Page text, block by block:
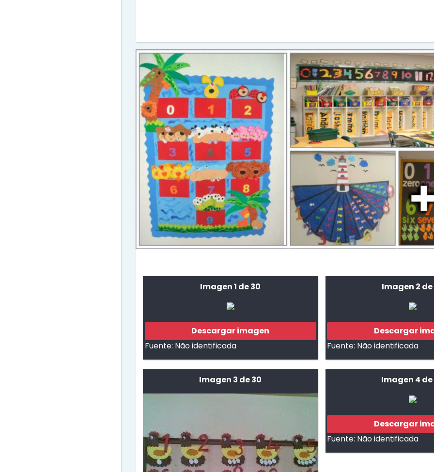
Imagen 1 de 30
Descargar imagen
Fuente: Não identificada
Imagen 2 de
Descargar
Fuente: Não identificada
Imagen 3 de 30 Imagen 4 de
Descargar
Fuente: Não identificada